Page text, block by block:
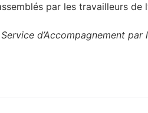
par les travailleurs de
d’Accompagnement par